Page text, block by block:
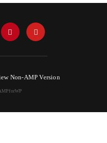
Non-AMP Version